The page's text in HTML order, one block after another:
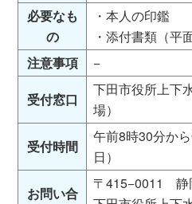
必要なも
の
・本人の印鑑
・添付書類（平
注意事項
−
受付窓口
下田市役所上下
場）
受付時間
午前8時30分か
日）
お問い合
〒415−0011 静